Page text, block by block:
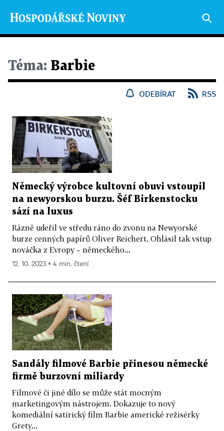
Téma: Barbie
ODEBÍRAT RSS
Německý výrobce kultovní obuvi vstoupil
na newyorskou burzu. Šéf Birkenstocku
sází na luxus
Rázně udeřil ve středu ráno do zvonu na Newyorské
burze cenných papírů Oliver Reichert. Ohlásil tak vstup
nováčka z Evropy – německého...
12. 10. 2023 ▪ 4 min. čtení
Sandály filmové Barbie přinesou německé
firmě burzovní miliardy
Filmové či jiné dílo se může stát mocným
marketingovým nástrojem. Dokazuje to nový
komediální satirický film Barbie americké režisérky
Grety...